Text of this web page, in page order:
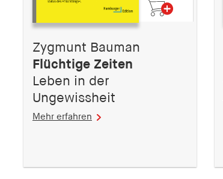
Zygmunt Bauman
Flüchtige Zeiten
Leben in der
Ungewissheit
Mehr erfahren